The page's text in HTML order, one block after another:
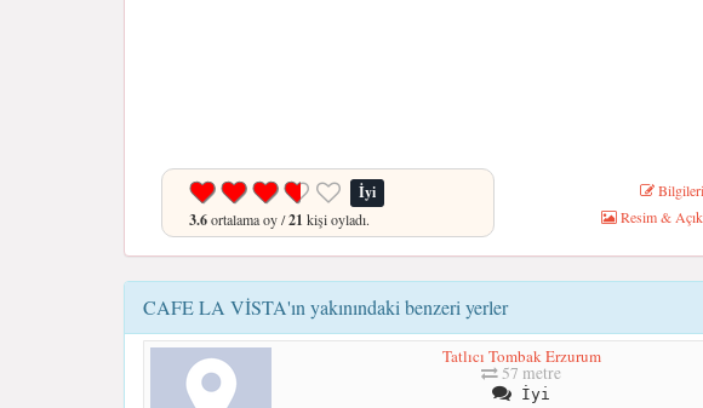
İyi
3.6ortalama oy /21 kişi oyladı.
Resim &
CAFE LA VİSTA'ın yakınındaki benzeri yerler
Tatlıcı Tombak Erzurum
57 metre
İyi